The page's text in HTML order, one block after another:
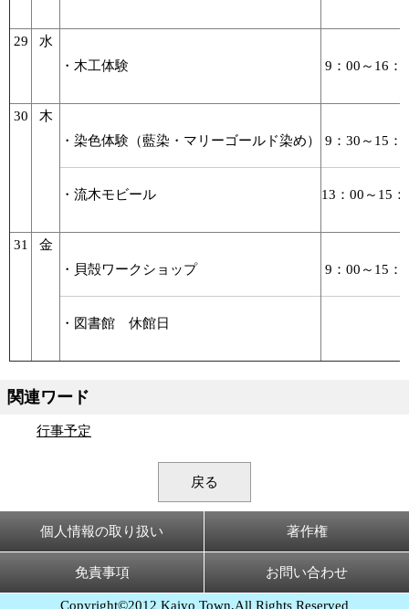
29
水
・木工体験
9：00～16：
30
木
・染色体験（藍染・マリーゴールド染め）
・流木モビール
9：30～15：
13：00～15：
31
金
・貝殻ワークショップ
・図書館 休館日
9：00～15：
関連ワード
行事予定
戻る
個人情報の取り扱い 著作権
免責事項 お問い合わせ
Copyright©2012 Kaiyo Town,All Rights Reserved